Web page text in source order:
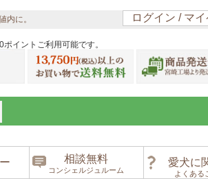
内に。 ログイン / マ
イントご利用可能です。
相談無料
コンシェルジュルーム
愛犬に
よくある